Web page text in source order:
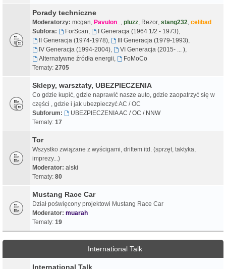
Porady techniczne
Moderatorzy: mcgan, Pavulon_ , pluzz, Rezor, stang232, celibad
Subfora:
ForScan, I Generacja (1964 1/2 - 1973),
II Generacja (1974-1978), III Generacja (1979-1993),
IV Generacja (1994-2004), VI Generacja (2015- ... ),
Alternatywne źródła energii,
FoMoCo
Tematy: 2705
Sklepy, warsztaty, UBEZPIECZENIA
Co gdzie kupić, gdzie naprawić nasze auto, gdzie zaopatrzyć się w
części , gdzie i jak ubezpieczyć AC / OC
Subforum:
UBEZPIECZENIA AC / OC / NNW
Tematy: 17
Tor
Wszystko związane z wyścigami, driftem itd. (sprzęt, taktyka,
imprezy...)
Moderator: alski
Tematy: 80
Mustang Race Car
Dział poświęcony projektowi Mustang Race Car
Moderator: muarah
Tematy: 19
International Talk
International Talk